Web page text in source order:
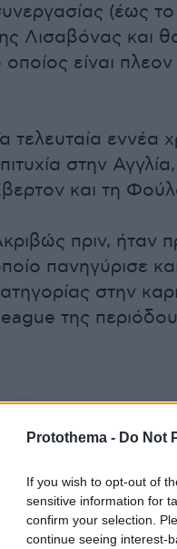
Protothema - Do Not
If you wish to opt-out of
sensitive information for
confirm your selection.
continue seeing interest-
(έως
Λισαβόνας και
οποίος είναι
τελευταία εννέα
στην
και τη
πριν, ήταν
πανηγύρισε
στην
της